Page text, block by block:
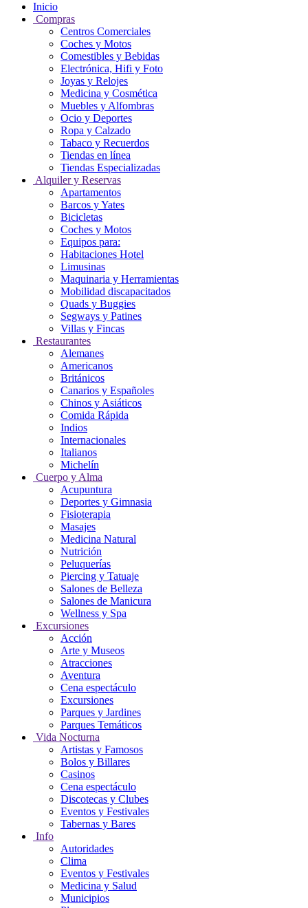
Inicio
Compras
Centros Comerciales
Coches y Motos
Comestibles y Bebidas
Electrónica, Hifi y Foto
Joyas y Relojes
Medicina y Cosmética
Muebles y Alfombras
Ocio y Deportes
Ropa y Calzado
Tabaco y Recuerdos
Tiendas en línea
Tiendas Especializadas
Alquiler y Reservas
Apartamentos
Barcos y Yates
Bicicletas
Coches y Motos
Equipos para:
Habitaciones Hotel
Limusinas
Maquinaria y Herramientas
Mobilidad discapacitados
Quads y Buggies
Segways y Patines
Villas y Fincas
Restaurantes
Alemanes
Americanos
Británicos
Canarios y Españoles
Chinos y Asiáticos
Comida Rápida
Indios
Internacionales
Italianos
Michelín
Cuerpo y Alma
Acupuntura
Deportes y Gimnasia
Fisioterapia
Masajes
Medicina Natural
Nutrición
Peluquerías
Piercing y Tatuaje
Salones de Belleza
Salones de Manicura
Wellness y Spa
Excursiones
Acción
Arte y Museos
Atracciones
Aventura
Cena espectáculo
Excursiones
Parques y Jardines
Parques Temáticos
Vida Nocturna
Artistas y Famosos
Bolos y Billares
Casinos
Cena espectáculo
Discotecas y Clubes
Eventos y Festivales
Tabernas y Bares
Info
Autoridades
Clima
Eventos y Festivales
Medicina y Salud
Municipios